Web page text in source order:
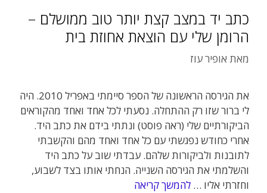
כתב יד במצב קצת יותר טוב ממושלם –
הרומן שלי עם הוצאת אחוזת בית
מאת אופיר עוז
את הגירסה הראשונה של הספר סיימתי באפריל 2010. היה
לי ברור שזו רק ההתחלה. נסעתי לכל אחד ואחד מהקוראים
הביקורתיים שלי (ראה פוסט) ונתתי בידם את כתב היד.
אחרי כחודש נפגשתי עם כל אחד ואחד מהם והקשבתי
לתובנות ולביקורות שלהם. עבדתי שוב על כתב היד
והשלמתי את הגירסה השנייה. הנחתי אותו בצד לשבוע,
וחזרתי אליו … להמשך קריאה